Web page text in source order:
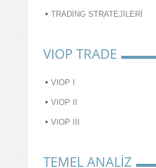
TRADİNG STRATEJİLERİ
VIOP TRADE
VIOP I
VIOP II
VIOP III
TEMEL ANALİZ